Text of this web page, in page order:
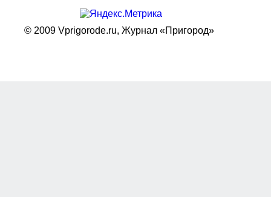
© 2009 Vprigorode.ru, Журнал «Пригород»